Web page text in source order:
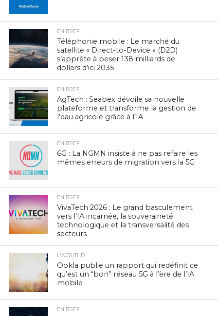
EN BREF
Téléphonie mobile : Le marché du
satellite « Direct-to-Device » (D2D)
s’apprête à peser 138 milliards de
dollars d’ici 2035
EN BREF
AgTech : Seabex dévoile sa nouvelle
plateforme et transforme la gestion de
l’eau agricole grâce à l’IA
EN BREF
6G : La NGMN insiste à ne pas refaire les
mêmes erreurs de migration vers la 5G
EN BREF
VivaTech 2026 : Le grand basculement
vers l’IA incarnée, la souveraineté
technologique et la transversalité des
secteurs
L'ACTUTHD
Ookla publie un rapport qui redéfinit ce
qu’est un “bon” réseau 5G à l’ère de l’IA
mobile
EN BREF